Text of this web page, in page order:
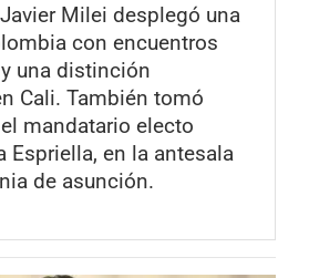
Milei desplegó una
con encuentros
una distinción
Cali. También tomó
mandatario electo
Espriella, en la antesala
de asunción.